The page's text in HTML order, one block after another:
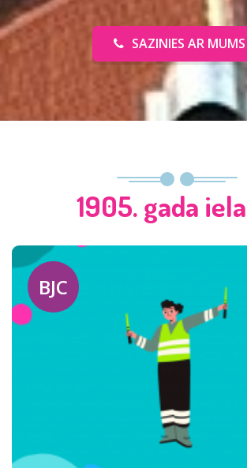
SAZINIES AR MUMS
1905. gada
BJC